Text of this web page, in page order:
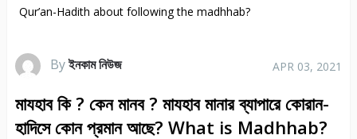
Qur’an-Hadith about following the madhhab?
Byইনকাম নিউজ APR 03, 2021
মাযহাব কি ? কেন মানব ? মাযহাব মানার ব্যাপারে কোরান-
হাদিসে কোন প্রমান আছে? What is Madhhab?